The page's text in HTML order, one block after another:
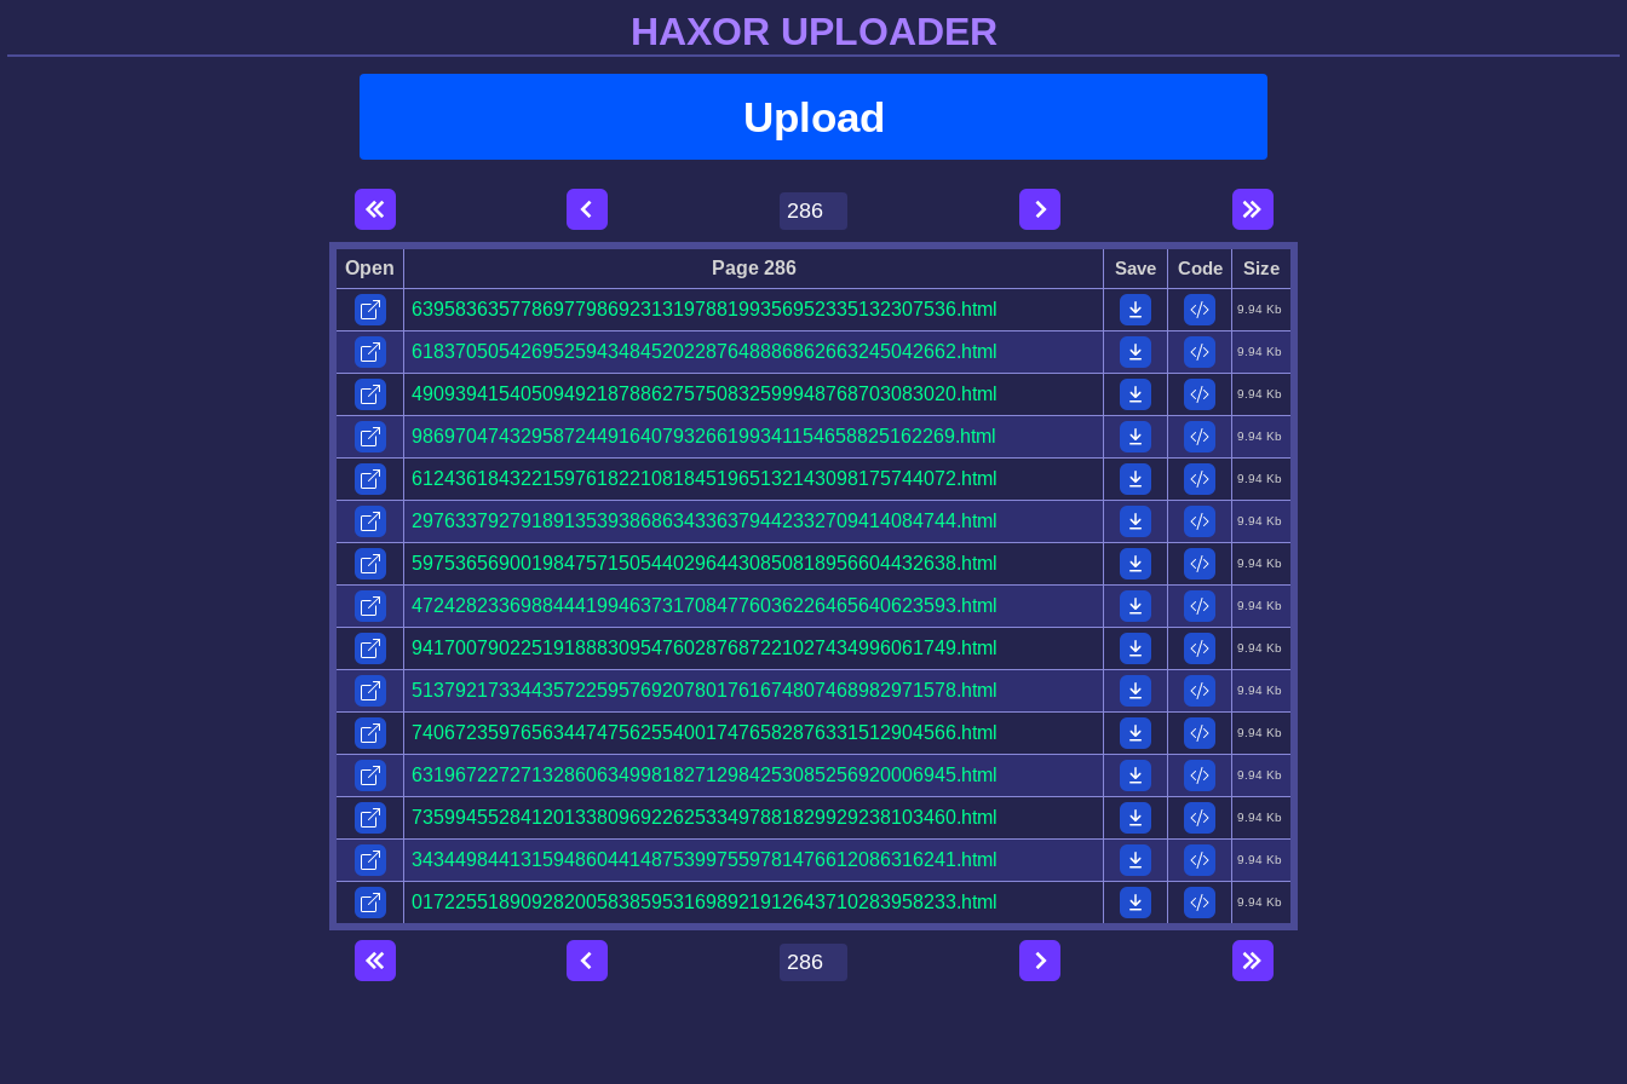
HAXOR UPLOADER
Upload
Open Page 286 Save Code
Size
63958363577869779869231319788199356952335132307536.html
9.94 Kb
61837050542695259434845202287648886862663245042662.html 9.94 Kb
49093941540509492187886275750832599948768703083020.html 9.94 Kb
98697047432958724491640793266199341154658825162269.html 9.94 Kb
61243618432215976182210818451965132143098175744072.html 9.94 Kb
29763379279189135393868634336379442332709414084744.html 9.94 Kb
59753656900198475715054402964430850818956604432638.html 9.94 Kb
47242823369884441994637317084776036226465640623593.html 9.94 Kb
94170079022519188830954760287687221027434996061749.html 9.94 Kb
51379217334435722595769207801761674807468982971578.html 9.94 Kb
74067235976563447475625540017476582876331512904566.html 9.94 Kb
63196722727132860634998182712984253085256920006945.html 9.94 Kb
73599455284120133809692262533497881829929238103460.html 9.94 Kb
34344984413159486044148753997559781476612086316241.html 9.94 Kb
01722551890928200583859531698921912643710283958233.html 9.94 Kb